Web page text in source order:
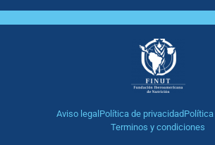
Aviso legalPolítica de privacidad
Terminos y condiciones